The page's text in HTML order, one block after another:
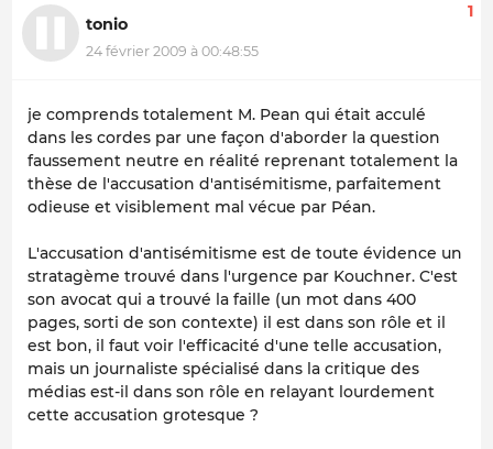
tonio
24 février 2009 à 00:48:55
1
je comprends totalement M. Pean qui était acculé
dans les cordes par une façon d'aborder la question
faussement neutre en réalité reprenant totalement la
thèse de l'accusation d'antisémitisme, parfaitement
odieuse et visiblement mal vécue par Péan.
L'accusation d'antisémitisme est de toute évidence un
stratagème trouvé dans l'urgence par Kouchner. C'est
son avocat qui a trouvé la faille (un mot dans 400
pages, sorti de son contexte) il est dans son rôle et il
est bon, il faut voir l'efficacité d'une telle accusation,
mais un journaliste spécialisé dans la critique des
médias est-il dans son rôle en relayant lourdement
cette accusation grotesque ?